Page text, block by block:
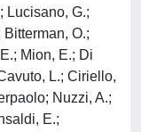
Lucisano, G.;
O.;
Mion, E.; Di
L.; Ciriello,
Nuzzi, A.;
E.;